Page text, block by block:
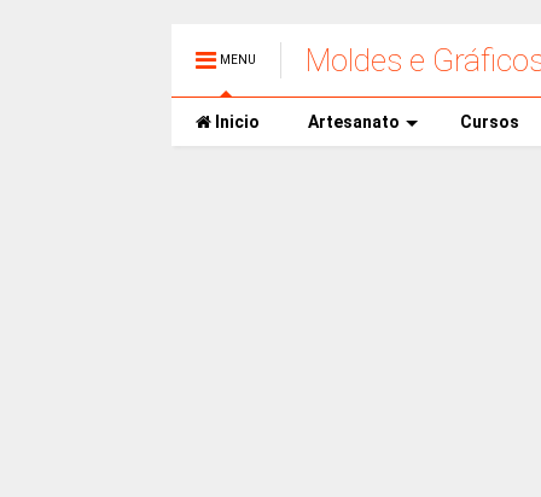
MENU Moldes e
Inicio Artesanato Cursos